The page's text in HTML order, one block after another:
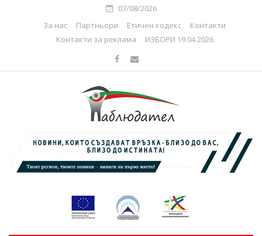
07/08/2026
За нас
Партньори Етичен кодекс
Контакти
Контакти за реклама
ИЗБОРИ 19.04.2026